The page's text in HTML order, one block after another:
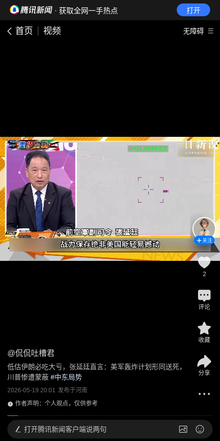
· 获取全网一手热点 打开
首页 视频 无障碍
@侃侃吐槽君
低估伊朗必吃大亏，张延廷直言：美军轰炸计划形同送死，
川普惨遭蒙蔽 #中东局势
2026-05-19 20:01 发布于河南
作者声明：个人观点，仅供参考
关注
2
评论
收藏
分享
打开腾讯新闻客户端说两句